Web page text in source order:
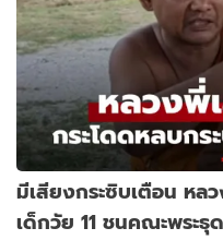
มีเสียงกระซิบเตือน หล
เด็กวัย 11 ชนคณะพระธุ